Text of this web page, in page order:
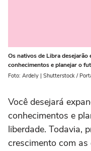
Os nativos de Libra
conhecimentos e planejar o
Foto: Ardely | Shutterstock /
Você desejará
conhecimentos e
liberdade. Todavia,
crescimento com